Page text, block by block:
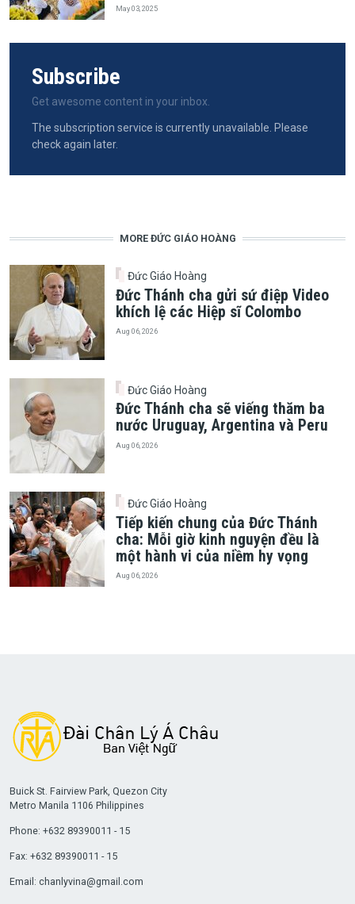
May 03, 2025
Subscribe
Get awesome content in your inbox.
The subscription service is currently unavailable. Please
check again later.
MORE ĐỨC GIÁO HOÀNG
Đức Giáo Hoàng
Đức Thánh cha gửi sứ điệp Video
khích lệ các Hiệp sĩ Colombo
Aug 06, 2026
Đức Giáo Hoàng
Đức Thánh cha sẽ viếng thăm ba
nước Uruguay, Argentina và Peru
Aug 06, 2026
Đức Giáo Hoàng
Tiếp kiến chung của Đức Thánh
cha: Mỗi giờ kinh nguyện đều là
một hành vi của niềm hy vọng
Aug 06, 2026
Buick St. Fairview Park, Quezon City
Metro Manila 1106 Philippines
Phone: +632 89390011 - 15
Fax: +632 89390011 - 15
Email: chanlyvina@gmail.com